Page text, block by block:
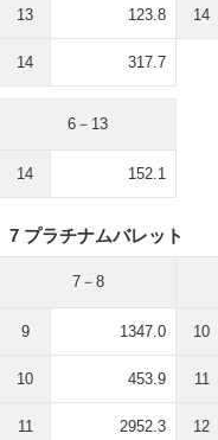
13 123.8
14 317.7
14
6－13
14 152.1
7 プラチナムバレット
7－8
9 1347.0
10 453.9
11 2952.3
10
11
12